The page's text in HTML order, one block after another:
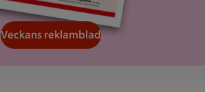
Veckans reklamblad